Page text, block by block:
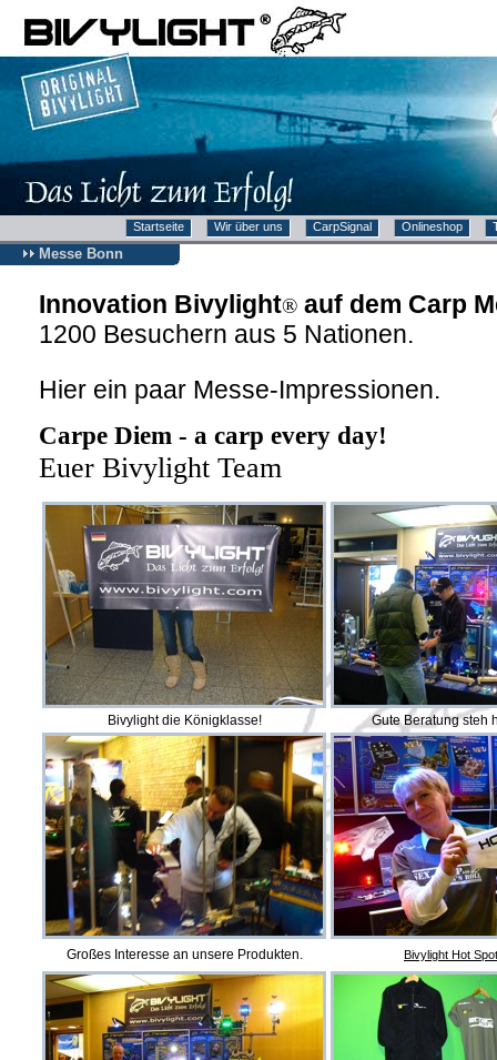
Startseite Wir über uns CarpSignal Onlineshop
Messe Bonn
Innovation Bivylight® auf dem Carp
1200 Besuchern aus 5 Nationen.
Hier ein paar Messe-Impressionen.
Carpe Diem - a carp every day!
Euer Bivylight Team
Bivylight die Königklasse! Gute Beratung steh
Großes Interesse an unsere Produkten. Bivylight Hot